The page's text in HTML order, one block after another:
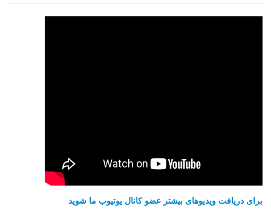
برای دریافت ویدیوهای بیشتر عضو کانال یوتیوب ما شوید